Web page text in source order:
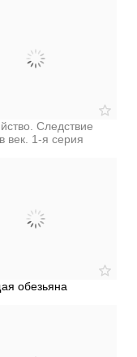
Следствие
век. 1-я серия
обезьяна